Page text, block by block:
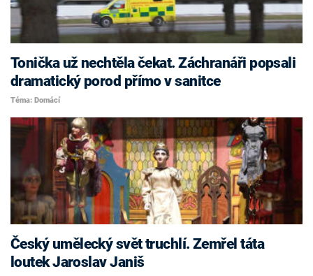
Tonička už nechtěla čekat. Záchranáři popsali
dramatický porod přímo v sanitce
Téma: Domácí
Český umělecký svět truchlí. Zemřel táta
loutek Jaroslav Janiš